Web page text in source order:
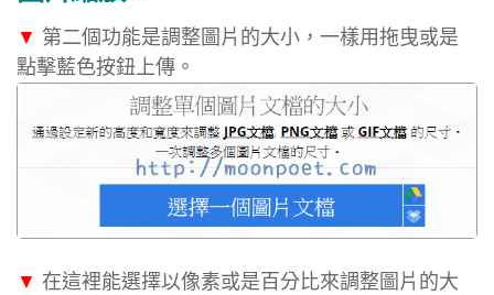
▼ 第二個功能是調整圖片的大小，一樣用拖曳或是
點擊藍色按鈕上傳。
▼ 在這裡能選擇以像素或是百分比來調整圖片的大